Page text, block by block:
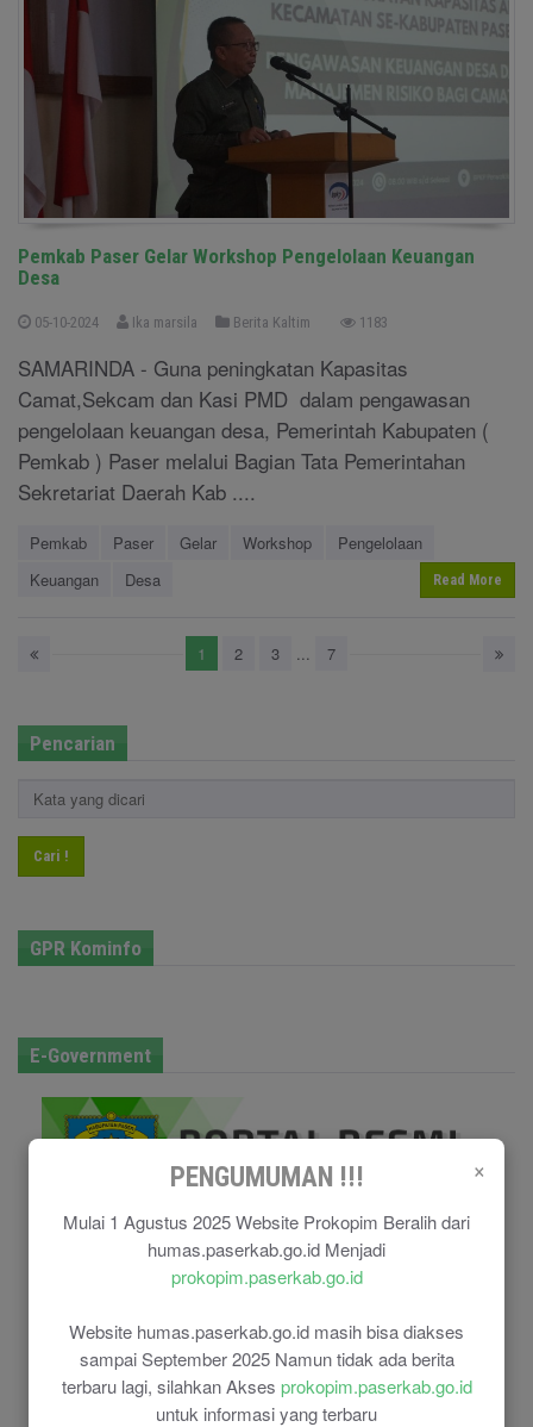
×
PENGUMUMAN !!!
Mulai 1 Agustus 2025 Website Prokopim Beralih dari
humas.paserkab.go.id Menjadi
prokopim.paserkab.go.id
Website humas.paserkab.go.id masih bisa diakses
sampai September 2025 Namun tidak ada berita
terbaru lagi, silahkan Akses prokopim.paserkab.go.id
untuk informasi yang terbaru
Pemkab Paser Gelar Workshop Pengelolaan Keuangan
Desa
05-10-2024 Ika marsila Berita Kaltim 1183
SAMARINDA - Guna peningkatan Kapasitas
Camat,Sekcam dan Kasi PMD dalam pengawasan
pengelolaan keuangan desa, Pemerintah Kabupaten (
Pemkab ) Paser melalui Bagian Tata Pemerintahan
Sekretariat Daerah Kab ....
Pemkab Paser Gelar Workshop
Pengelolaan
Keuangan
Desa Read More
1 2 3 ... 7
Pencarian
Cari !
GPR Kominfo
E-Government